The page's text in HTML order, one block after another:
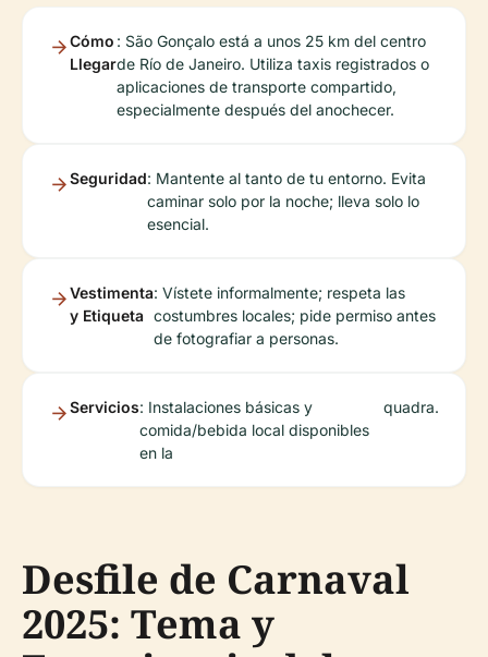
Cómo
Llegar
: São Gonçalo está a unos 25 km del centro
de Río de Janeiro. Utiliza taxis registrados o
aplicaciones de transporte compartido,
especialmente después del anochecer.
Seguridad: Mantente al tanto de tu entorno. Evita
caminar solo por la noche; lleva solo lo
esencial.
Vestimenta
y Etiqueta
: Vístete informalmente; respeta las
costumbres locales; pide permiso antes
de fotografiar a personas.
Servicios: Instalaciones básicas y
comida/bebida local disponibles
en la
quadra.
Desfile de Carnaval
2025: Tema y